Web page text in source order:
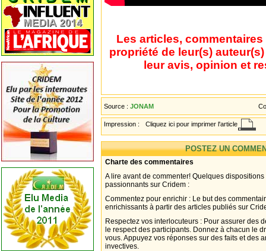
Les articles,
propriété de leur(s)
leur avis, opinion et
Source : JONAM
Impression : Cliquez ici pour imprimer l'article
POSTEZ UN
Charte des commentaires
A lire avant de commenter! Quelques
passionnants sur Cridem :
Commentez pour enrichir : Le but des
enrichissants à partir des articles publiés sur
Respectez vos interlocuteurs : Pour assurer des
le respect des participants. Donnez à chacun le
vous. Appuyez vos réponses sur des faits et des
invectives.